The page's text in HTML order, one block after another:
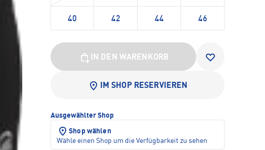
40 42 44 46
IN DEN WARENKORB
IM SHOP RESERVIEREN
Ausgewählter Shop
Shop wählen
Wähle einen Shop um die Verfügbarkeit zu sehen